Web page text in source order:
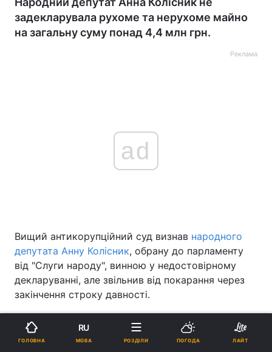
задекларувала рухоме та нерухоме майно
на загальну суму понад 4,4 млн грн.
Реклама
ad
Вищий антикорупційний суд визнав народного
депутата Анну Колісник, обрану до парламенту
від "Слуги народу", винною у недостовірному
декларуванні, але звільнив від покарання через
закінчення строку давності.
Як повідомила прес-служба Спеціалізованої
антикорупційної прокуратури, у ВАКС оголошено
ГОЛОВНА
RU
МОВА РОЗДІЛИ ПОГОДА ЛАЙТ